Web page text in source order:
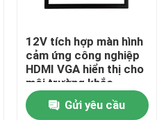
điện dung
chống nước
12V tích hợp màn hình
cảm ứng công nghiệp
HDMI VGA hiển thị cho
môi trường khắc
nghiệt chứng nhận CE
Gửi yêu cầu